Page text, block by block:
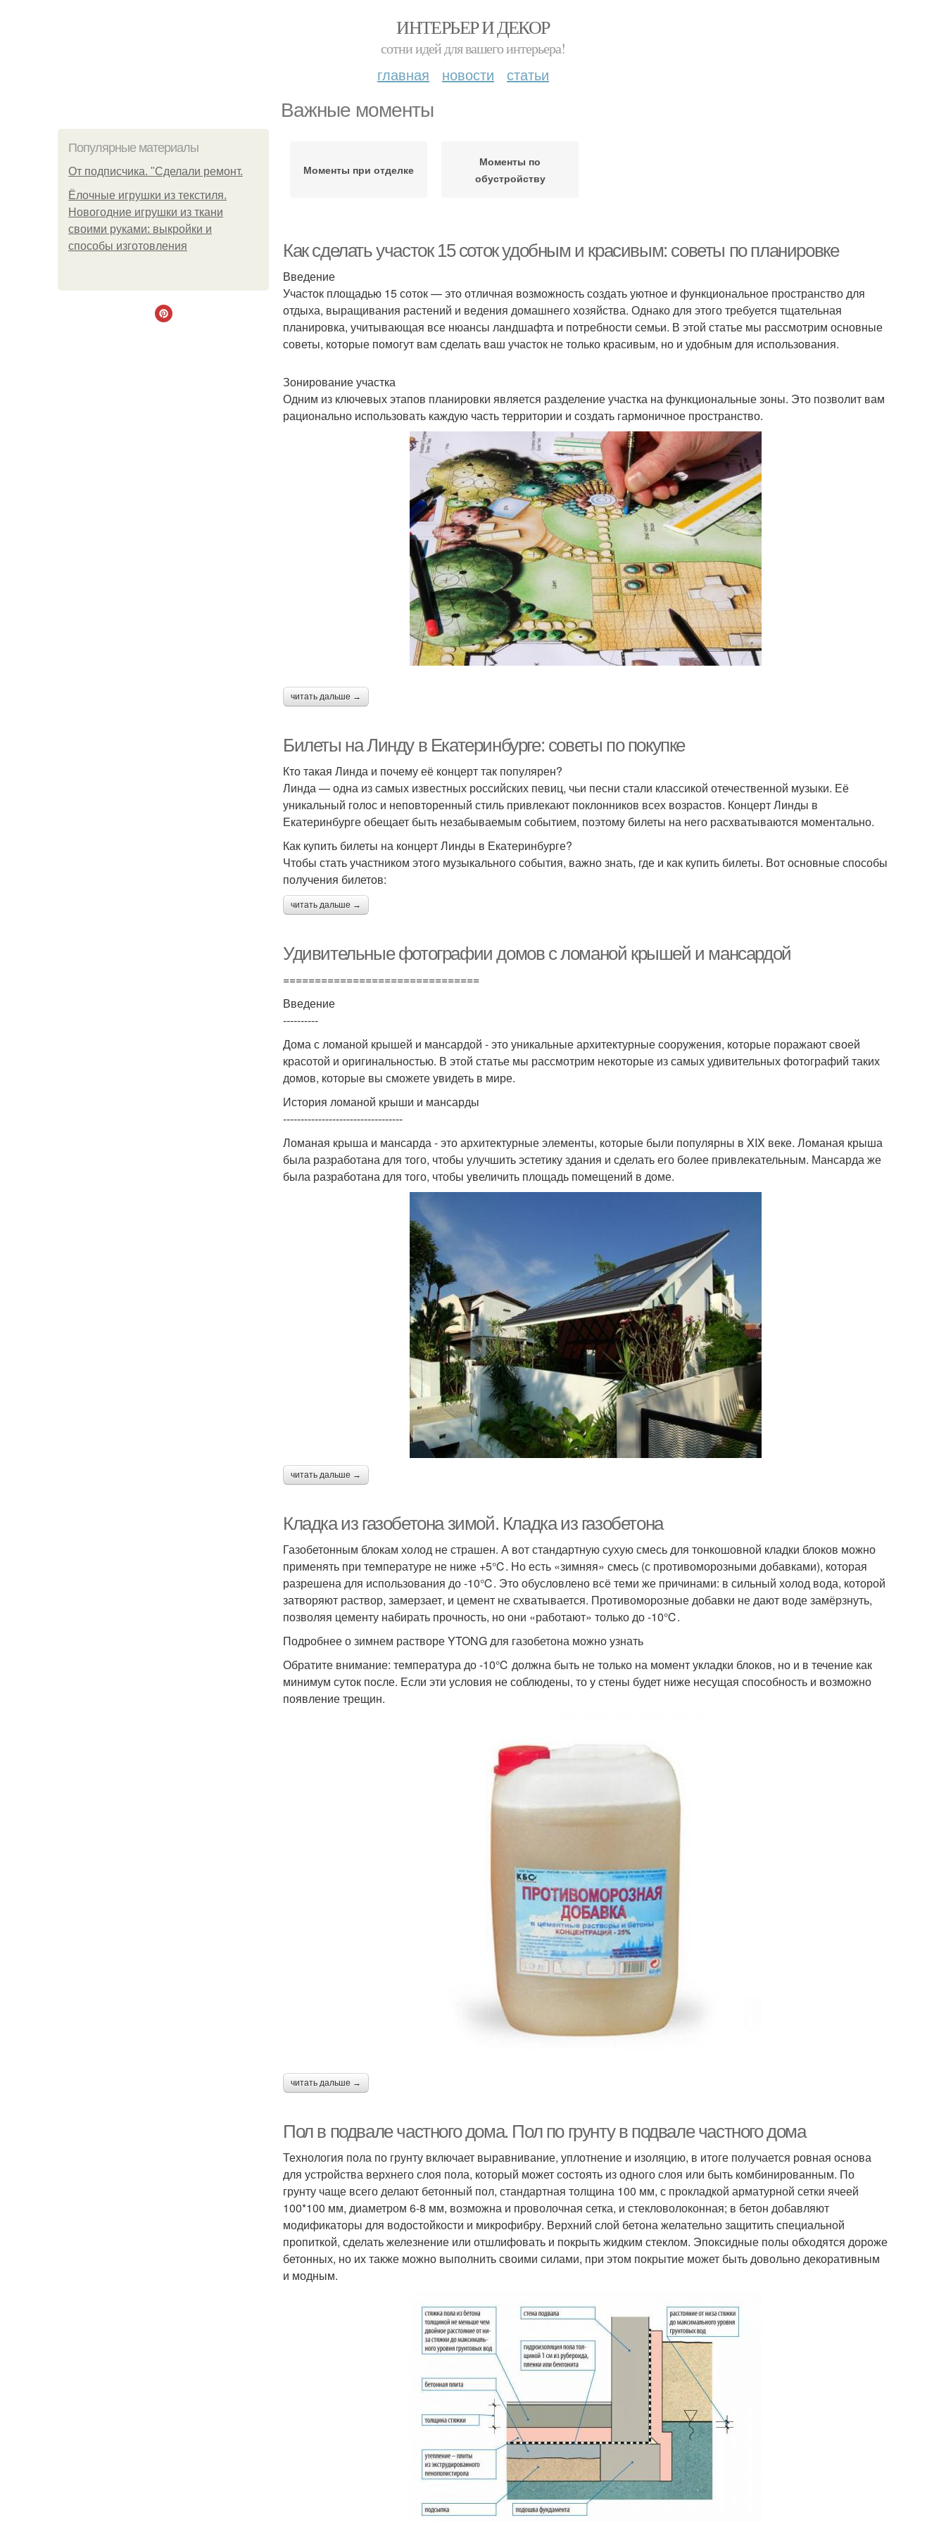
ИНТЕРЬЕР И ДЕКОР
сотни идей для вашего интерьера!
главная новости статьи
Важные моменты
Популярные материалы
От подписчика. "Сделали ремонт.
Ёлочные игрушки из текстиля.
Новогодние игрушки из ткани
своими руками: выкройки и
способы изготовления
Моменты при отделке
Моменты по
обустройству
Как сделать участок 15 соток удобным и красивым: советы по планировке
Введение
Участок площадью 15 соток — это отличная возможность создать уютное и функциональное пространство для
отдыха, выращивания растений и ведения домашнего хозяйства. Однако для этого требуется тщательная
планировка, учитывающая все нюансы ландшафта и потребности семьи. В этой статье мы рассмотрим основные
советы, которые помогут вам сделать ваш участок не только красивым, но и удобным для использования.
Зонирование участка
Одним из ключевых этапов планировки является разделение участка на функциональные зоны. Это позволит вам
рационально использовать каждую часть территории и создать гармоничное пространство.
читать дальше →
Билеты на Линду в Екатеринбурге: советы по покупке
Кто такая Линда и почему её концерт так популярен?
Линда — одна из самых известных российских певиц, чьи песни стали классикой отечественной музыки. Её
уникальный голос и неповторенный стиль привлекают поклонников всех возрастов. Концерт Линды в
Екатеринбурге обещает быть незабываемым событием, поэтому билеты на него расхватываются моментально.
Как купить билеты на концерт Линды в Екатеринбурге?
Чтобы стать участником этого музыкального события, важно знать, где и как купить билеты. Вот основные способы
получения билетов:
читать дальше →
Удивительные фотографии домов с ломаной крышей и мансардой
===============================
Введение
----------
Дома с ломаной крышей и мансардой - это уникальные архитектурные сооружения, которые поражают своей
красотой и оригинальностью. В этой статье мы рассмотрим некоторые из самых удивительных фотографий таких
домов, которые вы сможете увидеть в мире.
История ломаной крыши и мансарды
----------------------------------
Ломаная крыша и мансарда - это архитектурные элементы, которые были популярны в XIX веке. Ломаная крыша
была разработана для того, чтобы улучшить эстетику здания и сделать его более привлекательным. Мансарда же
была разработана для того, чтобы увеличить площадь помещений в доме.
читать дальше →
Кладка из газобетона зимой. Кладка из газобетона
Газобетонным блокам холод не страшен. А вот стандартную сухую смесь для тонкошовной кладки блоков можно
применять при температуре не ниже +5℃. Но есть «зимняя» смесь (с противоморозными добавками), которая
разрешена для использования до -10℃. Это обусловлено всё теми же причинами: в сильный холод вода, которой
затворяют раствор, замерзает, и цемент не схватывается. Противоморозные добавки не дают воде замёрзнуть,
позволяя цементу набирать прочность, но они «работают» только до -10℃.
Подробнее о зимнем растворе YTONG для газобетона можно узнать
Обратите внимание: температура до -10℃ должна быть не только на момент укладки блоков, но и в течение как
минимум суток после. Если эти условия не соблюдены, то у стены будет ниже несущая способность и возможно
появление трещин.
читать дальше →
Пол в подвале частного дома. Пол по грунту в подвале частного дома
Технология пола по грунту включает выравнивание, уплотнение и изоляцию, в итоге получается ровная основа
для устройства верхнего слоя пола, который может состоять из одного слоя или быть комбинированным. По
грунту чаще всего делают бетонный пол, стандартная толщина 100 мм, с прокладкой арматурной сетки ячеей
100*100 мм, диаметром 6-8 мм, возможна и проволочная сетка, и стекловолоконная; в бетон добавляют
модификаторы для водостойкости и микрофибру. Верхний слой бетона желательно защитить специальной
пропиткой, сделать железнение или отшлифовать и покрыть жидким стеклом. Эпоксидные полы обходятся дороже
бетонных, но их также можно выполнить своими силами, при этом покрытие может быть довольно декоративным
и модным.